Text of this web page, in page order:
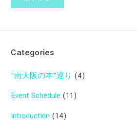
Categories
"南大阪の本"巡り (4)
Event Schedule (11)
Introduction (14)